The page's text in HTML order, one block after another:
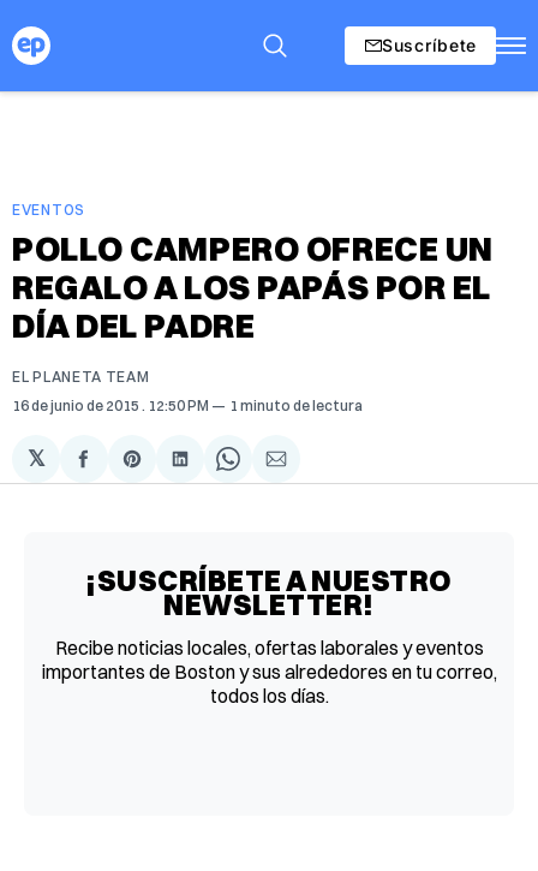
Suscríbete
EVENTOS
POLLO CAMPERO OFRECE UN
REGALO A LOS PAPÁS POR EL
DÍA DEL PADRE
EL PLANETA TEAM
16 de junio de 2015 . 12:50 PM 1 minuto de lectura
𝕏
Compartir
en
Share
on
Compartir
en
Share
on
Compartir
via
¡SUSCRÍBETE A NUESTRO
NEWSLETTER!
Recibe noticias locales, ofertas laborales y eventos
importantes de Boston y sus alrededores en tu correo,
todos los días.